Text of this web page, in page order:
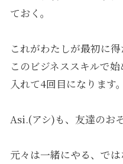
ておく。
これがわたしが最初に得
このビジネススキルで
入れて4回目になります。
Asi.(アシ)も、友達のお
元々は一緒にやる、で